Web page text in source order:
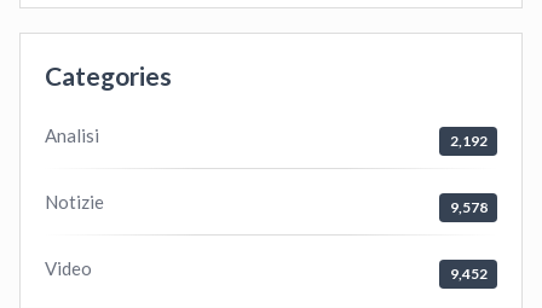
Categories
Analisi 2,192
Notizie 9,578
Video 9,452